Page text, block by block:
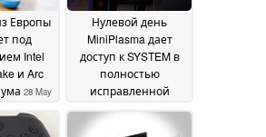
Европы
под
Intel
и Arc
28 May
Нулевой день
MiniPlasma дает
доступ к SYSTEM в
полностью
исправленной
18 May 2026